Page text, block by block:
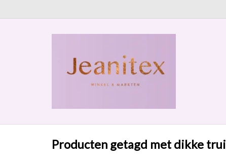
Producten getagd met dikke trui